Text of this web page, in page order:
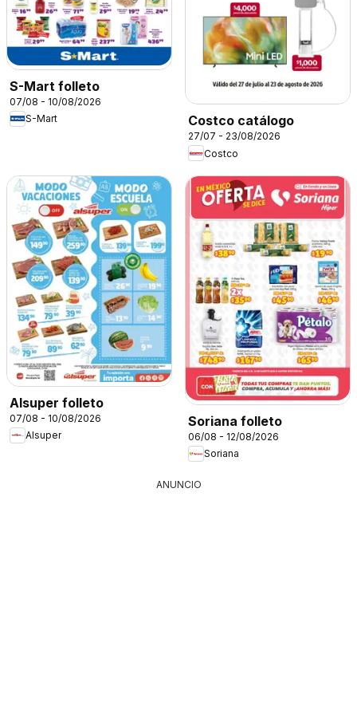
S-Mart folleto
07/08 - 10/08/2026
S-Mart
Costco catálogo
27/07 - 23/08/2026
Costco
Alsuper folleto
07/08 - 10/08/2026
Alsuper
Soriana folleto
06/08 - 12/08/2026
Soriana
ANUNCIO